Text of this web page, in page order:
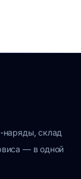
наряды, склад
— в одной